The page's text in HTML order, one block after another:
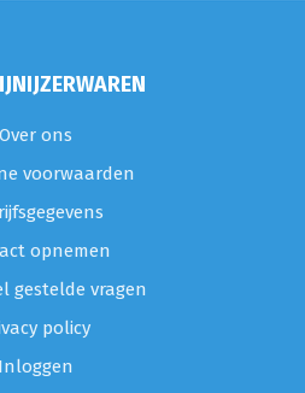
Over ons
voorwaarden
opnemen
gestelde vragen
policy
Inloggen